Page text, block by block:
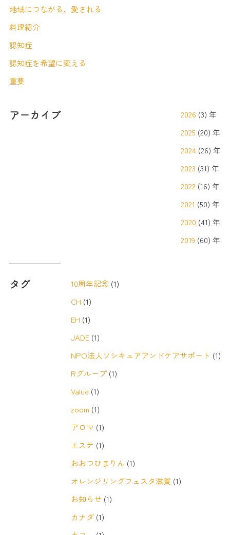
地域につながる、愛される
料理紹介
認知症
認知症を希望に変える
重要
アーカイブ 2026 (3) 年
2025 (20) 年
2024 (26) 年
2023 (31) 年
2022 (16) 年
2021 (50) 年
2020 (41) 年
2019 (60) 年
タグ 10周年記念 (1)
CH (1)
EH (1)
JADE (1)
NPO法人ソシキュアアンドケアサポート (1)
Rグループ (1)
Value (1)
zoom (1)
アロマ (1)
エステ (1)
おおつひまりん (1)
オレンジリングフェスタ滋賀 (1)
お知らせ (1)
カナダ (1)